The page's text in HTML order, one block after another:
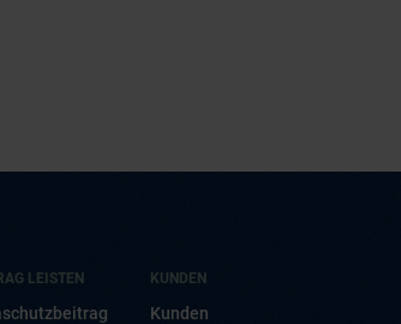
LEISTEN KUNDEN
Kunden